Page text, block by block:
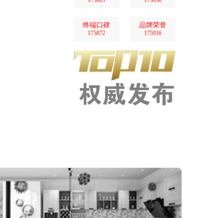
终端口碑
175872
品牌荣誉
175916